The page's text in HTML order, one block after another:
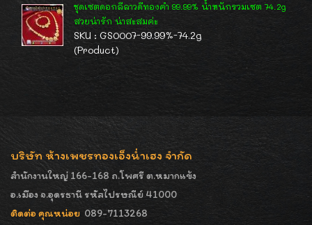
ชุดเซตดอกลีลาวดีทองคำ 99.99% น้ำหนักรวมเซต 74.2g
สวยน่ารัก น่าสะสมค่ะ
SKU : GS0007-99.99%-74.2g
(Product)
บริษัท ห้างเพชรทองเอ็งน่ำเฮง จำกัด
สำนักงานใหญ่ 166-168 ถ.โพศรี ต.หมากแข้ง
อ.เมือง จ.อุดรธานี รหัสไปรษณีย์ 41000
ติดต่อ คุณหน่อย 089-7113268